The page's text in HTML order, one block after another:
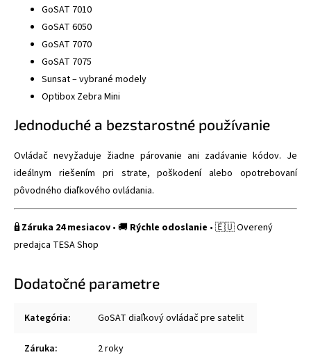
GoSAT 7010
GoSAT 6050
GoSAT 7070
GoSAT 7075
Sunsat – vybrané modely
Optibox Zebra Mini
Jednoduché a bezstarostné používanie
Ovládač nevyžaduje žiadne párovanie ani zadávanie kódov. Je
ideálnym riešením pri strate, poškodení alebo opotrebovaní
pôvodného diaľkového ovládania.
🔒Záruka 24 mesiacov • 🚚 Rýchle odoslanie • 🇪🇺 Overený
predajca TESA Shop
Dodatočné parametre
Kategória: GoSAT diaľkový ovládač pre satelit
Záruka: 2 roky